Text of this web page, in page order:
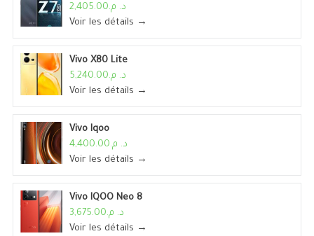
د. م.2,405.00
Voir les détails →
Vivo X80 Lite
د. م.5,240.00
Voir les détails →
Vivo Iqoo
د. م.4,400.00
Voir les détails →
Vivo IQOO Neo 8
د. م.3,675.00
Voir les détails →